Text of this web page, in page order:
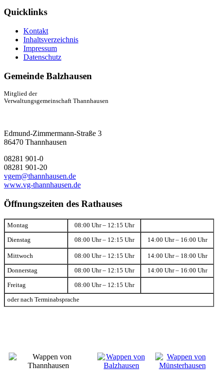
Quicklinks
Kontakt
Inhaltsverzeichnis
Impressum
Datenschutz
Gemeinde Balzhausen
Mitglied der
Verwaltungsgemeinschaft Thannhausen
Edmund-Zimmermann-Straße 3
86470 Thannhausen
08281 901-0
08281 901-20
vgem@thannhausen.de
www.vg-thannhausen.de
Öffnungszeiten des Rathauses
Montag 08:00 Uhr – 12:15 Uhr
Dienstag 08:00 Uhr – 12:15 Uhr 14:00 Uhr – 16:00 Uhr
Mittwoch 08:00 Uhr – 12:15 Uhr 14:00 Uhr – 18:00 Uhr
Donnerstag 08:00 Uhr – 12:15 Uhr 14:00 Uhr – 16:00 Uhr
Freitag 08:00 Uhr – 12:15 Uhr
oder nach Terminabsprache